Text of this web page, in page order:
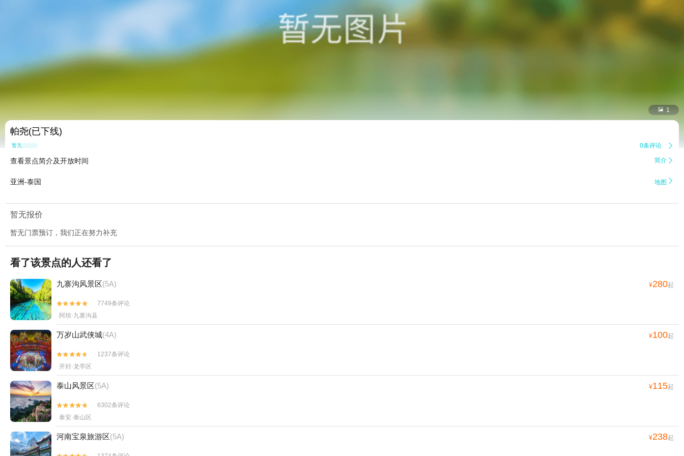
 1
帕尧(已下线)
暂无点评 0条评论 
查看景点简介及开放时间 简介 
亚洲-泰国 地图 
暂无报价
暂无门票预订，我们正在努力补充
看了该景点的人还看了
九寨沟风景区(5A) ¥280起


7749条评论
阿坝·九寨沟县
万岁山武侠城(4A) ¥100起


1237条评论
开封·龙亭区
泰山风景区(5A) ¥115起


6302条评论
泰安·泰山区
河南宝泉旅游区(5A) ¥238起